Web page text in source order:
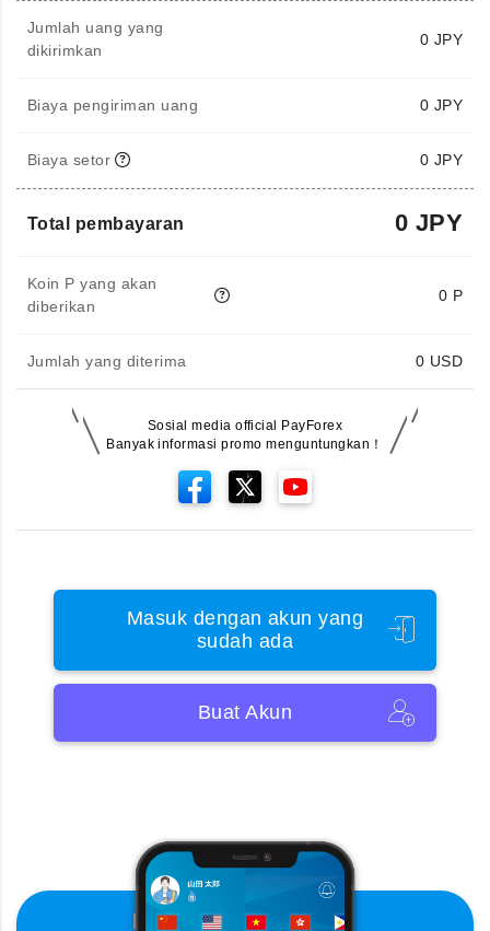
Jumlah uang yang
dikirimkan
0 JPY
Biaya pengiriman uang 0 JPY
Biaya setor 0 JPY
Total pembayaran 0 JPY
Koin P yang akan
diberikan
0 P
Jumlah yang diterima 0 USD
Sosial media official PayForex
Banyak informasi promo menguntungkan！
Masuk dengan akun yang
sudah ada
Buat Akun